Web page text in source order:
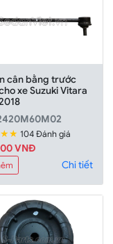
cân bằng trước
xe Suzuki Vitara
104 Đánh giá
VNĐ
Chi tiết